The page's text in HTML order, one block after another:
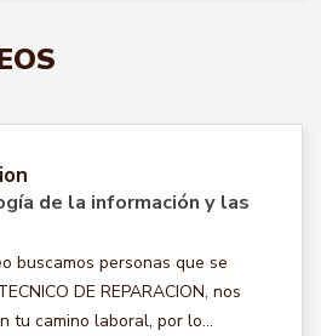
de la información y las
buscamos personas que se
DE REPARACION, nos
tu camino laboral, por lo...